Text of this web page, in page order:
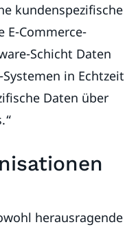
kundenspezifische
E-Commerce-
Schicht Daten
in Echtzeit
Daten über
herausragende